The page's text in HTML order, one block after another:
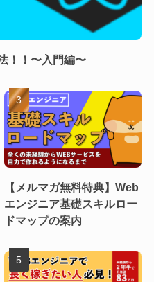
！！〜入門編〜
【メルマガ無料特典】Web
エンジニア基礎スキルロー
ドマップの案内